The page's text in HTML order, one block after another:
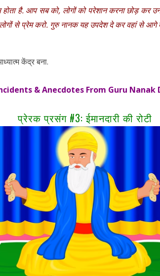
होता है. आप सब को, लोगों को परेशान करना छोड़ कर
लोगों से प्रेम करो. गुरु नानक यह उपदेश दे कर वहां से आगे
केंद्र बना.
& Anecdotes From Guru Nanak
प्रेरक प्रसंग #3: ईमानदारी की रोटी